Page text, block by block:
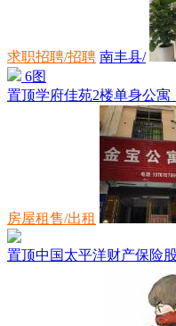
求职招聘/招聘 南丰县/
6图
置顶学府佳苑2楼单身公
房屋租售/出租
置顶中国太平洋财产保